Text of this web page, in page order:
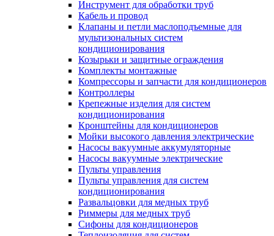
Инструмент для обработки труб
Кабель и провод
Клапаны и петли маслоподъемные для
мультизональных систем
кондиционирования
Козырьки и защитные ограждения
Комплекты монтажные
Компрессоры и запчасти для кондиционеров
Контроллеры
Крепежные изделия для систем
кондиционирования
Кронштейны для кондиционеров
Мойки высокого давления электрические
Насосы вакуумные аккумуляторные
Насосы вакуумные электрические
Пульты управления
Пульты управления для систем
кондиционирования
Развальцовки для медных труб
Риммеры для медных труб
Сифоны для кондиционеров